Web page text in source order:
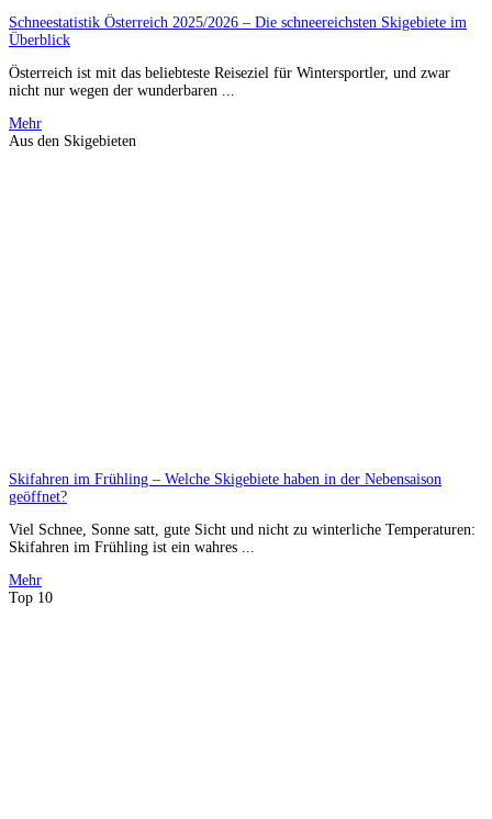
Schneestatistik Österreich 2025/2026 – Die schneereichsten Skigebiete im
Überblick
Österreich ist mit das beliebteste Reiseziel für Wintersportler, und zwar
nicht nur wegen der wunderbaren ...
Mehr
Aus den Skigebieten
Skifahren im Frühling – Welche Skigebiete haben in der Nebensaison
geöffnet?
Viel Schnee, Sonne satt, gute Sicht und nicht zu winterliche Temperaturen:
Skifahren im Frühling ist ein wahres ...
Mehr
Top 10